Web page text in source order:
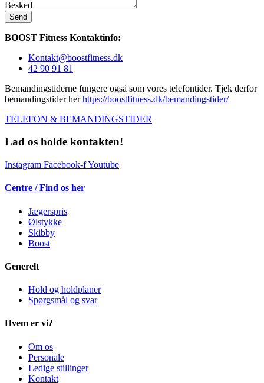
Besked
Send
BOOST Fitness Kontaktinfo:
Kontakt@boostfitness.dk
42 90 91 81
Bemandingstiderne fungere også som vores telefontider. Tjek derfor
bemandingstider herhttps://boostfitness.dk/bemandingstider/
TELEFON & BEMANDINGSTIDER
Lad os holde kontakten!
Instagram Facebook-fYoutube
Centre / Find os her
Jægerspris
Ølstykke
Skibby
Boost
Generelt
Hold og holdplaner
Spørgsmål og svar
Hvem er vi?
Om os
Personale
Ledige stillinger
Kontakt